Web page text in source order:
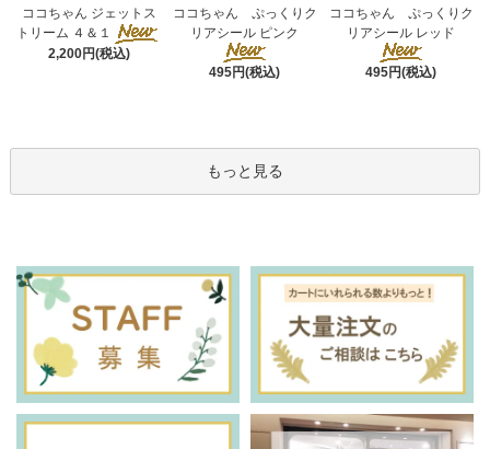
ココちゃん ジェットス
トリーム ４＆１
2,200円(税込)
ココちゃん ぷっくりク
リアシール ピンク
495円(税込)
ココちゃん ぷっくりク
リアシール レッド
495円(税込)
もっと見る